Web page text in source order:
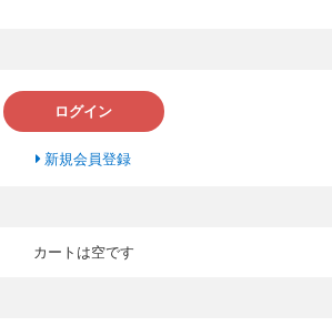
ログイン
新規会員登録
カートは空です